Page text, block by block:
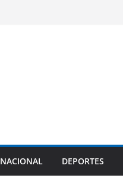
NACIONAL DEPORTES